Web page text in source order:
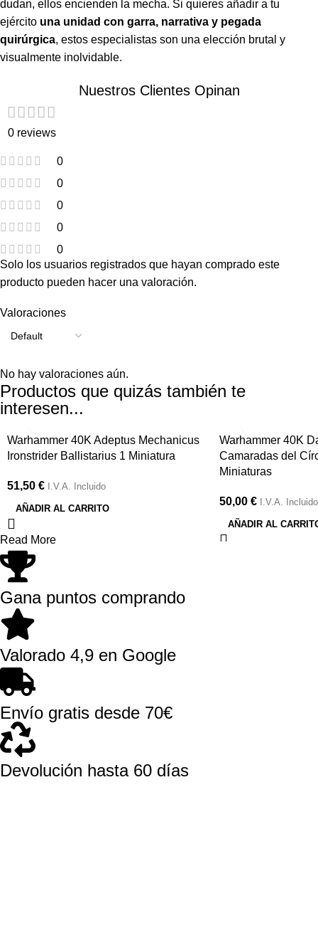
dudan, ellos encienden la mecha. Si quieres añadir a tu
ejército una unidad con garra, narrativa y pegada
quirúrgica, estos especialistas son una elección brutal y
visualmente inolvidable.
Nuestros Clientes Opinan
0 reviews
0
0
0
0
0
Valoraciones
No hay valoraciones aún.
Solo los usuarios registrados que hayan comprado este
producto pueden hacer una valoración.
Productos que quizás también te
interesen...
Warhammer 40K Adeptus Mechanicus
Ironstrider Ballistarius 1 Miniatura
51,50 € I.V.A. Incluido
AÑADIR AL CARRITO
Warhammer 40K
Camaradas del
Miniaturas
50,00 € I.V.A. Incluido
AÑADIR AL
Read More
Gana puntos comprando
Valorado 4,9 en Google
Envío gratis desde 70€
Devolución hasta 60 días